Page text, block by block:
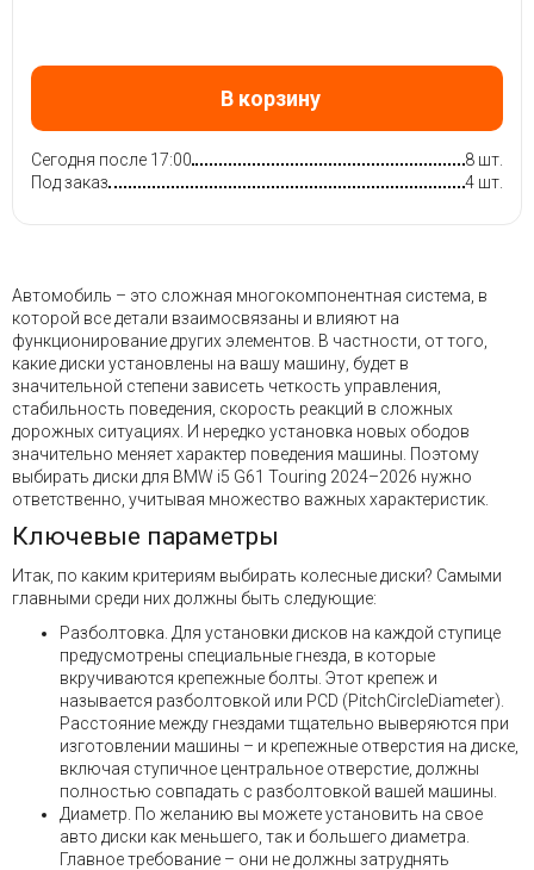
В корзину
Сегодня после 17:00
8 шт.
Под заказ
4 шт.
Автомобиль – это сложная многокомпонентная система, в
которой все детали взаимосвязаны и влияют на
функционирование других элементов. В частности, от того,
какие диски установлены на вашу машину, будет в
значительной степени зависеть четкость управления,
стабильность поведения, скорость реакций в сложных
дорожных ситуациях. И нередко установка новых ободов
значительно меняет характер поведения машины. Поэтому
выбирать диски для BMW i5 G61 Touring 2024–2026 нужно
ответственно, учитывая множество важных характеристик.
Ключевые параметры
Итак, по каким критериям выбирать колесные диски? Самыми
главными среди них должны быть следующие:
Разболтовка. Для установки дисков на каждой ступице
предусмотрены специальные гнезда, в которые
вкручиваются крепежные болты. Этот крепеж и
называется разболтовкой или PCD (PitchCircleDiameter).
Расстояние между гнездами тщательно выверяются при
изготовлении машины – и крепежные отверстия на диске,
включая ступичное центральное отверстие, должны
полностью совпадать с разболтовкой вашей машины.
Диаметр. По желанию вы можете установить на свое
авто диски как меньшего, так и большего диаметра.
Главное требование – они не должны затруднять